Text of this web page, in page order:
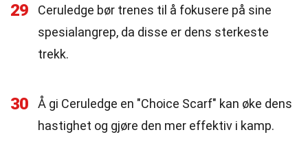
29
Ceruledge bør trenes til å fokusere på sine
spesialangrep, da disse er dens sterkeste
trekk.
30
Å gi Ceruledge en "Choice Scarf" kan øke dens
hastighet og gjøre den mer effektiv i kamp.